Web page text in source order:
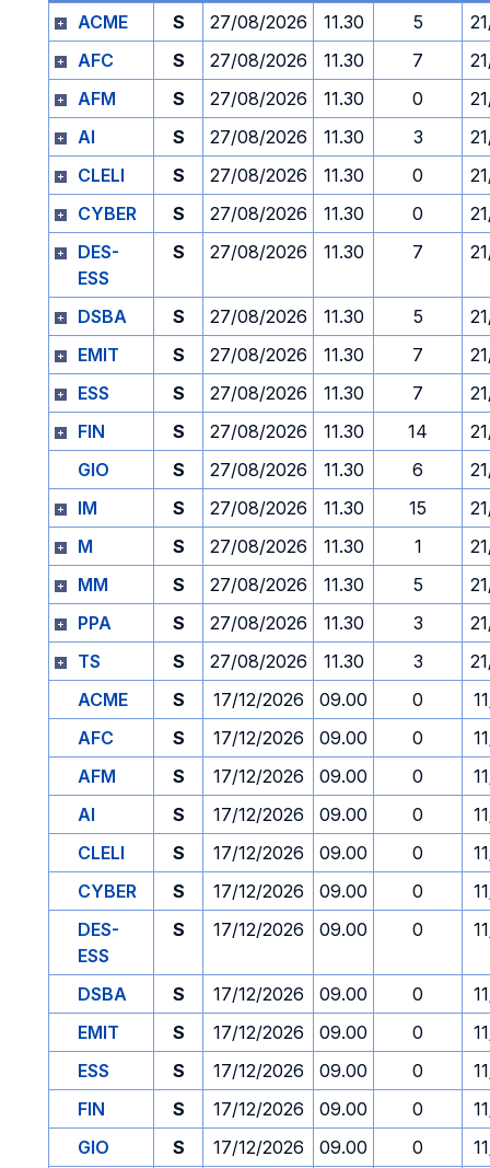
ACME S 27/08/2026 11.30 5
AFC
S 27/08/2026 11.30 7
AFM
S 27/08/2026 11.30 0
AI
S 27/08/2026 11.30 3
CLELI
S 27/08/2026 11.30 0
CYBER
S 27/08/2026 11.30 0
DES-
ESS
S 27/08/2026 11.30 7
DSBA S 27/08/2026 11.30 5
EMIT
S 27/08/2026 11.30 7
ESS
S 27/08/2026 11.30 7
FIN
S 27/08/2026 11.30 14
GIO
S 27/08/2026 11.30 6
IM
S 27/08/2026 11.30 15
M
S 27/08/2026 11.30 1
MM
S 27/08/2026 11.30 5
PPA
S 27/08/2026 11.30 3
TS
S 27/08/2026 11.30 3
ACME
S 17/12/2026 09.00 0
AFC
S 17/12/2026 09.00 0
AFM
S 17/12/2026 09.00 0
AI
S 17/12/2026 09.00 0
CLELI
S 17/12/2026 09.00 0
CYBER
S 17/12/2026 09.00 0
DES-
ESS
S 17/12/2026 09.00 0
DSBA S 17/12/2026 09.00 0
EMIT
S 17/12/2026 09.00 0
ESS
S 17/12/2026 09.00 0
FIN
S 17/12/2026 09.00 0
GIO
S 17/12/2026 09.00 0